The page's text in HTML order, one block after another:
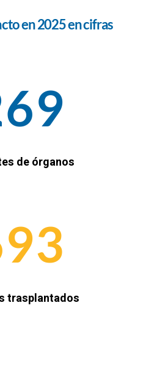
en 2025 en cifras
de órganos
trasplantados